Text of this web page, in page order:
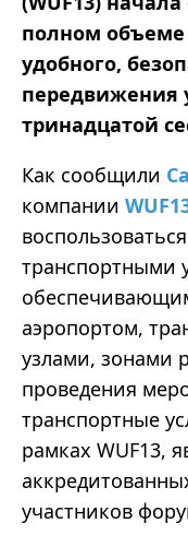
полном объеме
удобного,
передвижения
тринадцатой
Как сообщили
компании
транспортными
аэропортом,
узлами, зонами
проведения
транспортные
рамках WUF13,
участников